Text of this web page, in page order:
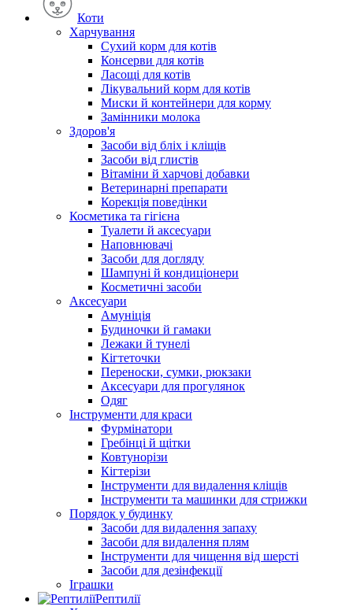
Коти
Харчування
Сухий корм для котів
Консерви для котів
Ласощі для котів
Лікувальний корм для котів
Миски й контейнери для корму
Замінники молока
Здоров'я
Засоби від бліх і кліщів
Засоби від глистів
Вітаміни й харчові добавки
Ветеринарні препарати
Корекція поведінки
Косметика та гігієна
Туалети й аксесуари
Наповнювачі
Засоби для догляду
Шампуні й кондиціонери
Косметичні засоби
Аксесуари
Амуніція
Будиночки й гамаки
Лежаки й тунелі
Кігтеточки
Переноски, сумки, рюкзаки
Аксесуари для прогулянок
Одяг
Інструменти для краси
Фурмінатори
Гребінці й щітки
Ковтунорізи
Кігтерізи
Інструменти для видалення кліщів
Інструменти та машинки для стрижки
Порядок у будинку
Засоби для видалення запаху
Засоби для видалення плям
Інструменти для чищення від шерсті
Засоби для дезінфекції
Іграшки
Рептилії